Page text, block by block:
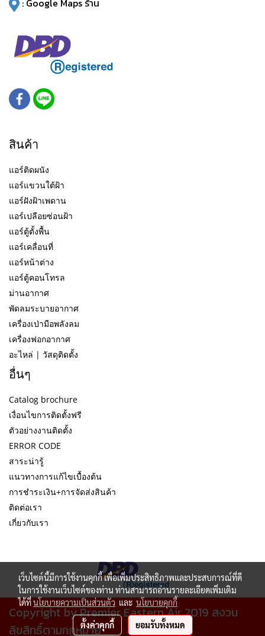
: Google Maps ร้าน
สินค้า
แอร์ติดผนัง
แอร์แขวนใต้ฝ้า
แอร์ฝังฝ้าเพดาน
แอร์เปลือยซ่อนฝ้า
แอร์ตู้ตั้งพื้น
แอร์เคลื่อนที่
แอร์หน้าต่าง
แอร์ตู้คอนโทรล
ม่านอากาศ
พัดลมระบายอากาศ
เครื่องเป่ามือพลังลม
เครื่องฟอกอากาศ
อะไหล่ | วัสดุติดตั้ง
อื่นๆ
Catalog brochure
เงื่อนไขการติดตั้งฟรี
ตัวอย่างงานติดตั้ง
ERROR CODE
สาระน่ารู้
แนวทางการแก้ไขเบื้องต้น
การชำระเงิน+การจัดส่งสินค้า
ติดต่อเรา
เกี่ยวกับเรา
Copyright by Premier Eastern Air 2019 สงวน
ลิขสิทธิ์ตามกฏหมาย
เว็บไซต์นี้มีการใช้งานคุกกี้ เพื่อเพิ่มประสิทธิภาพและประสบการณ์ที่ดี
ในการใช้งานเว็บไซต์ของท่าน ท่านสามารถอ่านรายละเอียดเพิ่มเติม
ได้ที่นโยบายความเป็นส่วนตัว และ นโยบายคุกกี้
ตั้งค่าคุกกี้ ยอมรับทั้งหมด